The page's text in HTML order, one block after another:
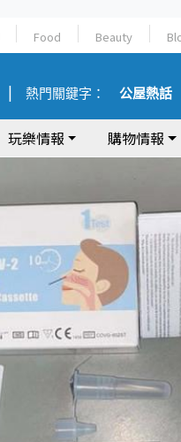
Food Beauty
熱門關鍵字： 公屋熱話
玩樂情報 購物情報